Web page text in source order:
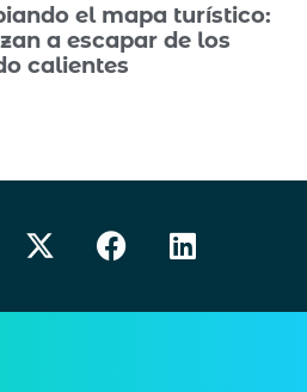
el mapa turístico:
a escapar de los
calientes